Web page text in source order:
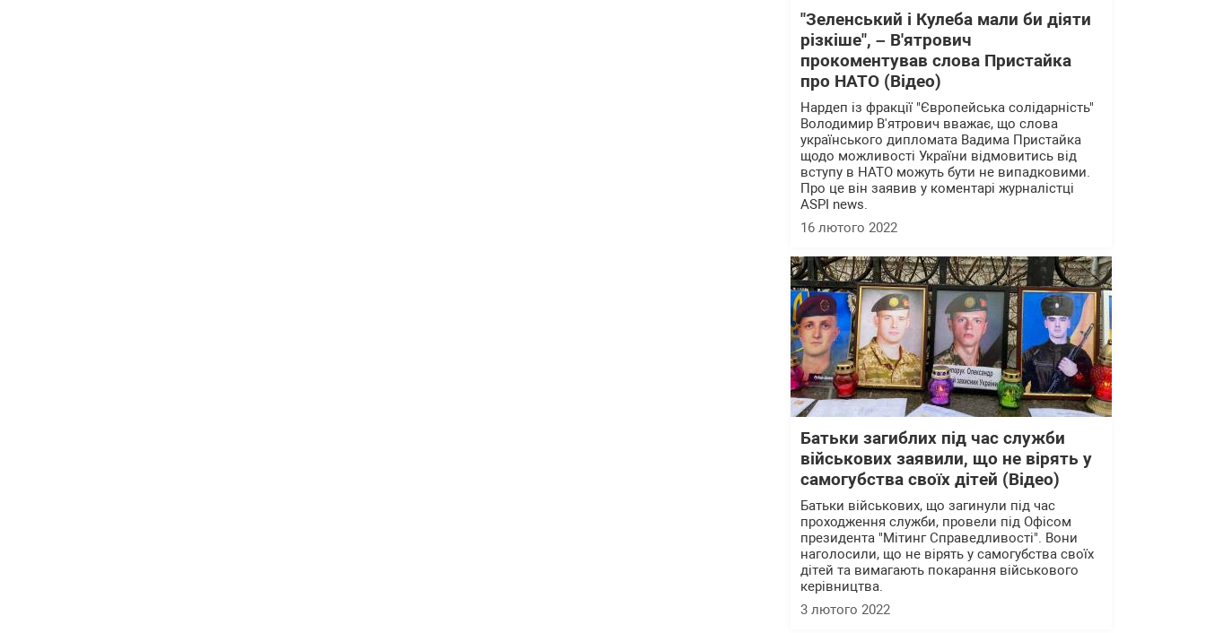
"Зеленський і Кулеба мали би діяти
різкіше", – В'ятрович
прокоментував слова Пристайка
про НАТО (Відео)
Нардеп із фракції "Європейська солідарність"
Володимир В'ятрович вважає, що слова
українського дипломата Вадима Пристайка
щодо можливості України відмовитись від
вступу в НАТО можуть бути не випадковими.
Про це він заявив у коментарі журналістці
ASPI news.
16 лютого 2022
Батьки загиблих під час служби
військових заявили, що не вірять у
самогубства своїх дітей (Відео)
Батьки військових, що загинули під час
проходження служби, провели під Офісом
президента "Мітинг Справедливості". Вони
наголосили, що не вірять у самогубства своїх
дітей та вимагають покарання військового
керівництва.
3 лютого 2022